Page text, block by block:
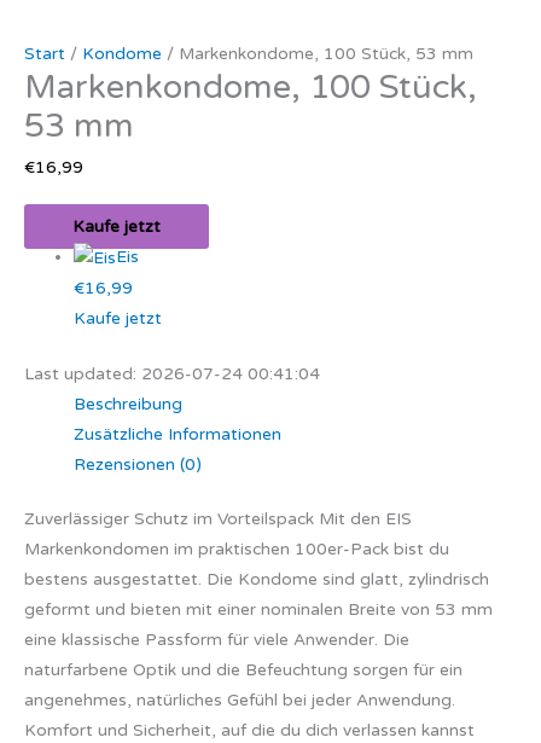
Start / Kondome / Markenkondome, 100 Stück, 53 mm
Markenkondome, 100 Stück,
53 mm
€16,99
Kaufe jetzt
Eis
€16,99
Kaufe jetzt
Last updated: 2026-07-24 00:41:04
Beschreibung
Zusätzliche Informationen
Rezensionen (0)
Zuverlässiger Schutz im Vorteilspack Mit den EIS
Markenkondomen im praktischen 100er-Pack bist du
bestens ausgestattet. Die Kondome sind glatt, zylindrisch
geformt und bieten mit einer nominalen Breite von 53 mm
eine klassische Passform für viele Anwender. Die
naturfarbene Optik und die Befeuchtung sorgen für ein
angenehmes, natürliches Gefühl bei jeder Anwendung.
Komfort und Sicherheit, auf die du dich verlassen kannst